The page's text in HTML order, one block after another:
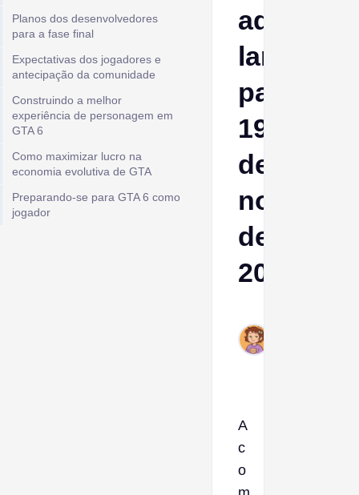
Planos dos desenvolvedores
para a fase final
Expectativas dos jogadores e
antecipação da comunidade
Construindo a melhor
experiência de personagem em
GTA 6
Como maximizar lucro na
economia evolutiva de GTA
Preparando-se para GTA 6 como
jogador
adia
para
19
de
de
2026
A
c
o